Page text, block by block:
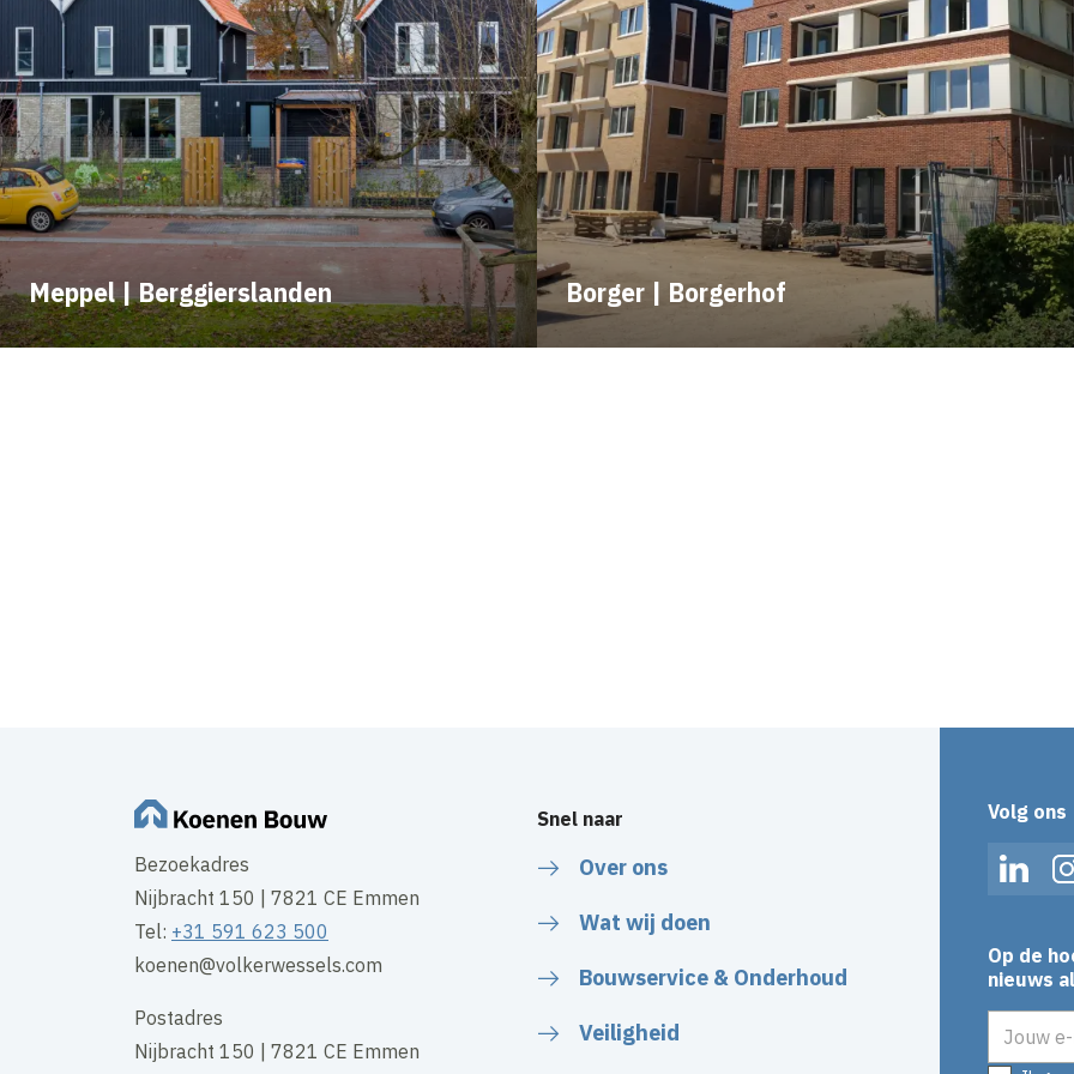
Meppel | Berggierslanden Borger | Borgerhof
Bezoekadres
Nijbracht 150 | 7821 CE Emmen
Tel: +31 591 623 500
koenen@volkerwessels.com
Postadres
Nijbracht 150 | 7821 CE Emmen
Snel naar
Over ons
Wat wij doen
Bouwservice & Onderhoud
Veiligheid
Volg ons
Op de
nieuws